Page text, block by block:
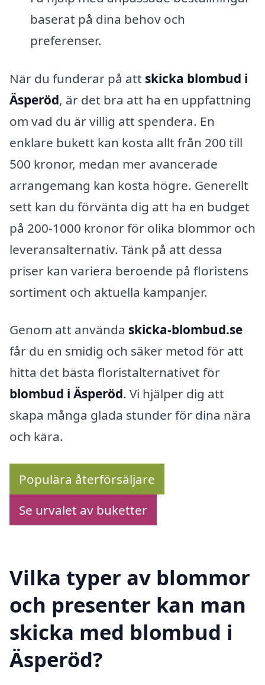
baserat på dina behov och
preferenser.
När du funderar på att skicka blombud i
Äsperöd, är det bra att ha en uppfattning
om vad du är villig att spendera. En
enklare bukett kan kosta allt från 200 till
500 kronor, medan mer avancerade
arrangemang kan kosta högre. Generellt
sett kan du förvänta dig att ha en budget
på 200-1000 kronor för olika blommor och
leveransalternativ. Tänk på att dessa
priser kan variera beroende på floristens
sortiment och aktuella kampanjer.
Genom att använda skicka-blombud.se
får du en smidig och säker metod för att
hitta det bästa floristalternativet för
blombud i Äsperöd. Vi hjälper dig att
skapa många glada stunder för dina nära
och kära.
Populära återförsäljare
Se urvalet av buketter
Vilka typer av blommor
och presenter kan man
skicka med blombud i
Äsperöd?